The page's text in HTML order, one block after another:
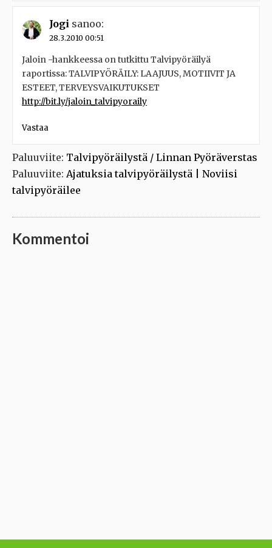
Jogi sanoo:
28.3.2010 00:51
Jaloin -hankkeessa on tutkittu Talvipyöräilyä
raportissa: TALVIPYÖRÄILY: LAAJUUS, MOTIIVIT JA
ESTEET, TERVEYSVAIKUTUKSET
http://bit.ly/jaloin_talvipyoraily
Vastaa
Paluuviite: Talvipyöräilystä / Linnan Pyöräverstas
Paluuviite: Ajatuksia talvipyöräilystä | Noviisi
talvipyöräilee
Kommentoi